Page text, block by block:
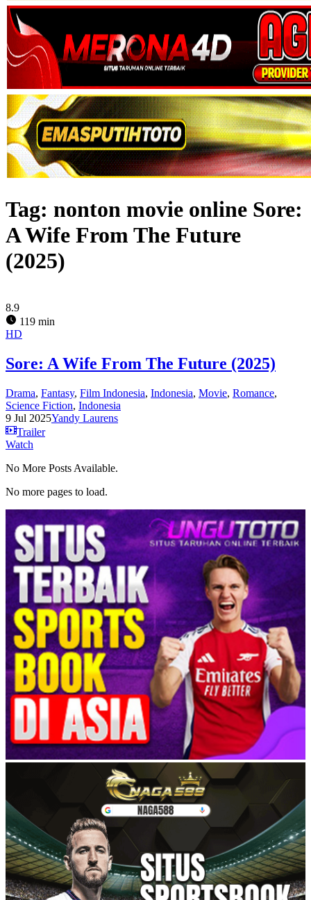
Tag: nonton movie online Sore:
A Wife From The Future
(2025)
8.9
119 min
HD
Sore: A Wife From The Future (2025)
Drama, Fantasy, Film Indonesia, Indonesia, Movie, Romance,
Science Fiction, Indonesia
9 Jul 2025Yandy Laurens
Trailer
Watch
No More Posts Available.
No more pages to load.